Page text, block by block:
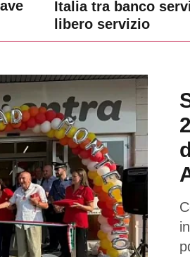
Italia tra banco
libero servizio